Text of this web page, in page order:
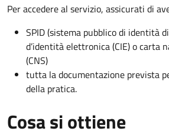
Per accedere al servizio, assicurati di
SPID (sistema pubblico di identità
d’identità elettronica (CIE) o carta
(CNS)
tutta la documentazione prevista
della pratica.
Cosa si ottiene